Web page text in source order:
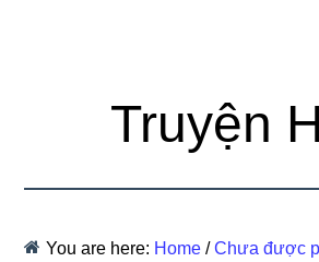
Truyện
You are here: Home / Chưa được